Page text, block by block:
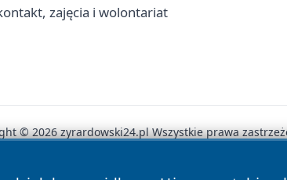
zajęcia i wolontariat
© 2026 zyrardowski24.pl Wszystkie prawa